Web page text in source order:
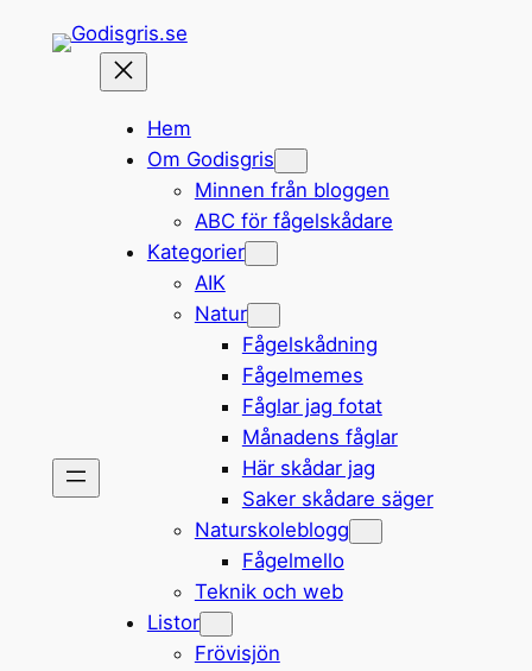
Hem
Om Godisgris
Minnen från bloggen
ABC för fågelskådare
Kategorier
AIK
Natur
Fågelskådning
Fågelmemes
Fåglar jag fotat
Månadens fåglar
Här skådar jag
Saker skådare säger
Naturskoleblogg
Fågelmello
Teknik och web
Listor
Frövisjön